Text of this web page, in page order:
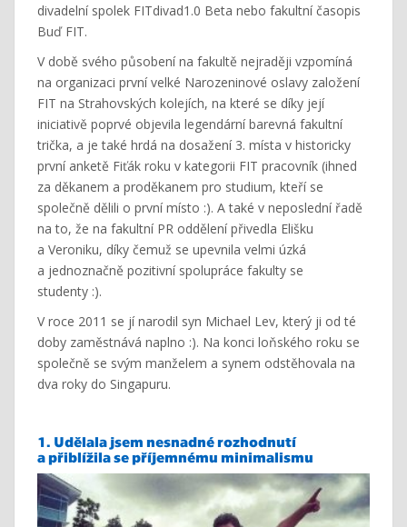
divadelní spolek FITdivad1.0 Beta nebo fakultní časopis
Buď FIT.
V době svého působení na fakultě nejraději vzpomíná
na organizaci první velké Narozeninové oslavy založení
FIT na Strahovských kolejích, na které se díky její
iniciativě poprvé objevila legendární barevná fakultní
trička, a je také hrdá na dosažení 3. místa v historicky
první anketě Fiťák roku v kategorii FIT pracovník (ihned
za děkanem a proděkanem pro studium, kteří se
společně dělili o první místo :). A také v neposlední řadě
na to, že na fakultní PR oddělení přivedla Elišku
a Veroniku, díky čemuž se upevnila velmi úzká
a jednoznačně pozitivní spolupráce fakulty se
studenty :).
V roce 2011 se jí narodil syn Michael Lev, který ji od té
doby zaměstnává naplno :). Na konci loňského roku se
společně se svým manželem a synem odstěhovala na
dva roky do Singapuru.
1. Udělala jsem nesnadné rozhodnutí
a přiblížila se příjemnému minimalismu